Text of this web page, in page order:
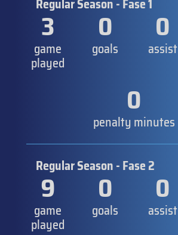
Regular Season - Fase 1
3
game
played
0
goals
0
assist
0
penalty minutes
Regular Season - Fase 2
9
game
played
0
goals
0
assist